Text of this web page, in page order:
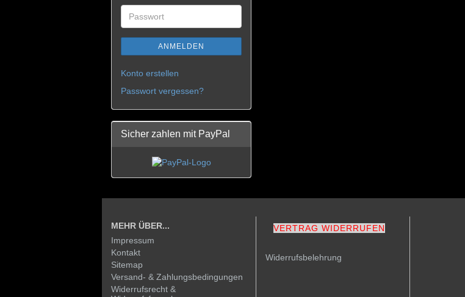
ANMELDEN
Konto erstellen
Passwort vergessen?
Sicher zahlen mit PayPal
MEHR ÜBER...
Impressum
Kontakt
Sitemap
Versand- & Zahlungsbedingungen
Widerrufsrecht &
VERTRAG WIDERRUFEN
Widerrufsbelehrung